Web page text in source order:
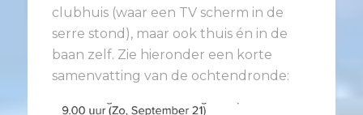
clubhuis (waar een TV scherm in de
serre stond), maar ook thuis én in de
baan zelf. Zie hieronder een korte
samenvatting van de ochtendronde: